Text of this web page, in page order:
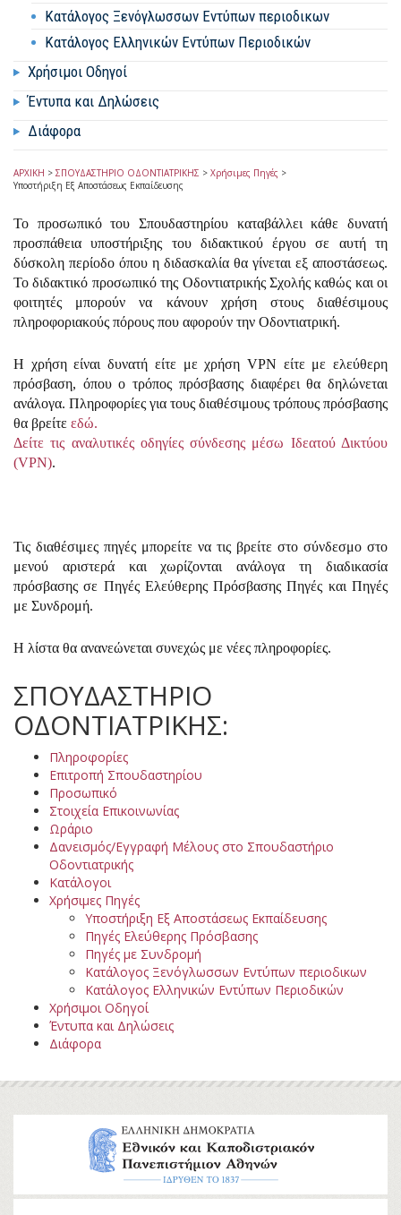
Κατάλογος Ξενόγλωσσων Εντύπων περιοδικων
Κατάλογος Ελληνικών Εντύπων Περιοδικών
Χρήσιμοι Οδηγοί
Έντυπα και Δηλώσεις
Διάφορα
ΑΡΧΙΚΗ > ΣΠΟΥΔΑΣΤΗΡΙΟ ΟΔΟΝΤΙΑΤΡΙΚΗΣ > Χρήσιμες Πηγές >
Υποστήριξη Εξ Αποστάσεως Εκπαίδευσης
Το προσωπικό του Σπουδαστηρίου καταβάλλει κάθε δυνατή
προσπάθεια υποστήριξης του διδακτικού έργου σε αυτή τη
δύσκολη περίοδο όπου η διδασκαλία θα γίνεται εξ αποστάσεως.
Το διδακτικό προσωπικό της Οδοντιατρικής Σχολής καθώς και οι
φοιτητές μπορούν να κάνουν χρήση στους διαθέσιμους
πληροφοριακούς πόρους που αφορούν την Οδοντιατρική.
Η χρήση είναι δυνατή είτε με χρήση VPN είτε με ελεύθερη
πρόσβαση, όπου ο τρόπος πρόσβασης διαφέρει θα δηλώνεται
ανάλογα. Πληροφορίες για τους διαθέσιμους τρόπους πρόσβασης
θα βρείτε εδώ.
Δείτε τις αναλυτικές οδηγίες σύνδεσης μέσω Ιδεατού Δικτύου
(VPN).
Τις διαθέσιμες πηγές μπορείτε να τις βρείτε στο σύνδεσμο στο
μενού αριστερά και χωρίζονται ανάλογα τη διαδικασία
πρόσβασης σε Πηγές Ελεύθερης Πρόσβασης Πηγές και Πηγές
με Συνδρομή.
Η λίστα θα ανανεώνεται συνεχώς με νέες πληροφορίες.
ΣΠΟΥΔΑΣΤΗΡΙΟ
ΟΔΟΝΤΙΑΤΡΙΚΗΣ:
Πληροφορίες
Επιτροπή Σπουδαστηρίου
Προσωπικό
Στοιχεία Επικοινωνίας
Ωράριο
Δανεισμός/Εγγραφή Μέλους στο Σπουδαστήριο
Οδοντιατρικής
Κατάλογοι
Χρήσιμες Πηγές
Υποστήριξη Εξ Αποστάσεως Εκπαίδευσης
Πηγές Ελεύθερης Πρόσβασης
Πηγές με Συνδρομή
Κατάλογος Ξενόγλωσσων Εντύπων περιοδικων
Κατάλογος Ελληνικών Εντύπων Περιοδικών
Χρήσιμοι Οδηγοί
Έντυπα και Δηλώσεις
Διάφορα